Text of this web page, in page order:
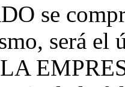
se
será el